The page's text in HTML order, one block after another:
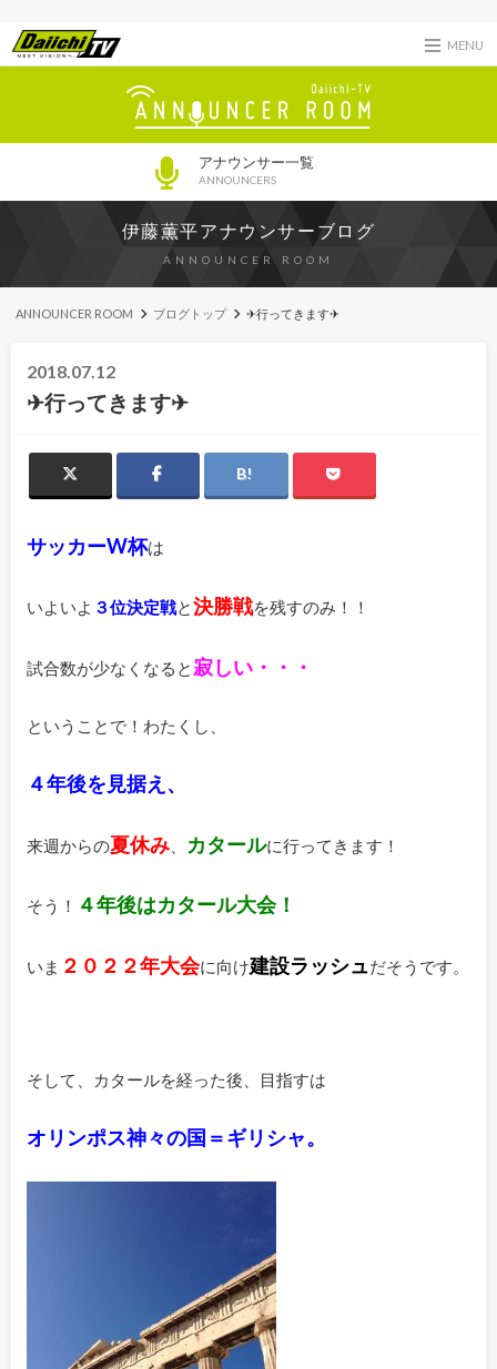
MENU
アナウンサー一覧
ANNOUNCERS
伊藤薫平アナウンサーブログ
ANNOUNCER ROOM
ANNOUNCER ROOM ブログトップ ✈行ってきます✈
2018.07.12
✈行ってきます✈
サッカーW杯は
いよいよ ３位決定戦と決勝戦を残すのみ！！
試合数が少なくなると 寂しい・・・
ということで！わたくし、
４年後を見据え、
来週からの夏休み、 カタールに行ってきます！
そう！ ４年後はカタール大会！
いま ２０２２年大会に向け建設ラッシュだそうです。
そして、カタールを経った後、目指すは
オリンポス神々の国＝ギリシャ。